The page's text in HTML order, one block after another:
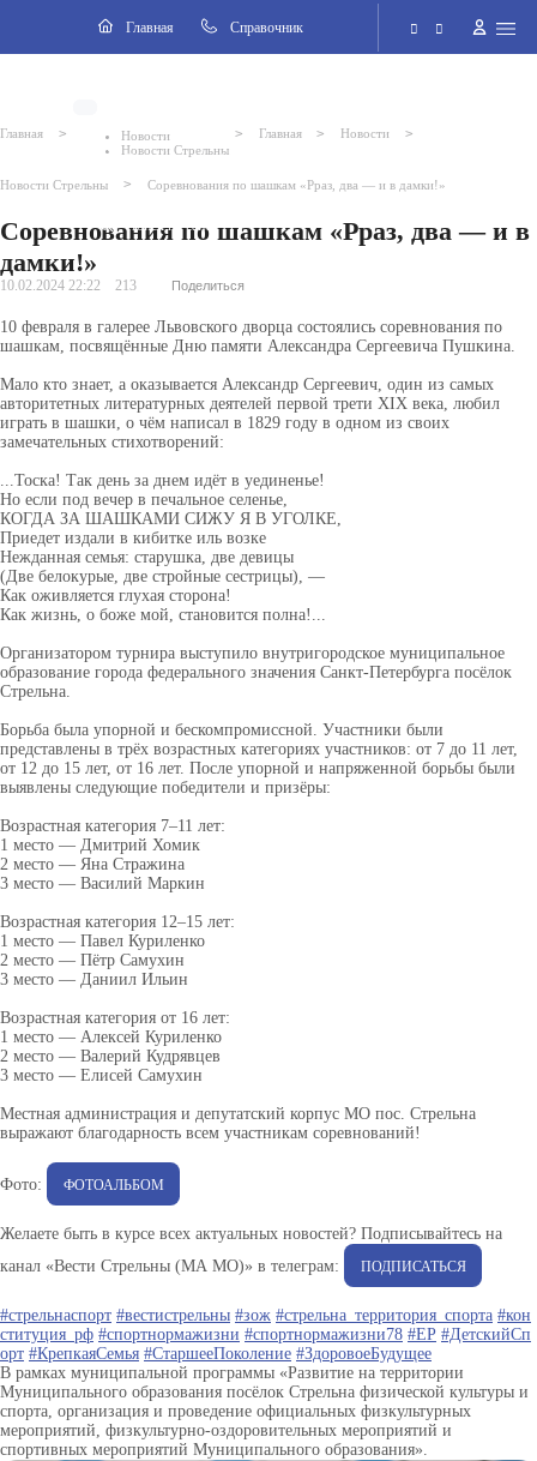
Главная Cправочник
Версия для слабовидящих
Поиск по сайту
Главная >
Новости
Новости Стрельны
> Главная > Новости >
Новости Стрельны > Соревнования по шашкам «Рраз, два — и в дамки!»
Соревнования по шашкам «Рраз, два — и в
дамки!»
10.02.2024 22:22 213 Поделиться
10 февраля в галерее Львовского дворца состоялись соревнования по
шашкам, посвящённые Дню памяти Александра Сергеевича Пушкина.
Мало кто знает, а оказывается Александр Сергеевич, один из самых
авторитетных литературных деятелей первой трети XIX века, любил
играть в шашки, о чём написал в 1829 году в одном из своих
замечательных стихотворений:
...Тоска! Так день за днем идёт в уединенье!
Но если под вечер в печальное селенье,
КОГДА ЗА ШАШКАМИ СИЖУ Я В УГОЛКЕ,
Приедет издали в кибитке иль возке
Нежданная семья: старушка, две девицы
(Две белокурые, две стройные сестрицы), —
Как оживляется глухая сторона!
Как жизнь, о боже мой, становится полна!...
Организатором турнира выступило внутригородское муниципальное
образование города федерального значения Санкт-Петербурга посёлок
Стрельна.
Борьба была упорной и бескомпромиссной. Участники были
представлены в трёх возрастных категориях участников: от 7 до 11 лет,
от 12 до 15 лет, от 16 лет. После упорной и напряженной борьбы были
выявлены следующие победители и призёры:
Возрастная категория 7–11 лет:
1 место — Дмитрий Хомик
2 место — Яна Стражина
3 место — Василий Маркин
Возрастная категория 12–15 лет:
1 место — Павел Куриленко
2 место — Пётр Самухин
3 место — Даниил Ильин
Возрастная категория от 16 лет:
1 место — Алексей Куриленко
2 место — Валерий Кудрявцев
3 место — Елисей Самухин
Местная администрация и депутатский корпус МО пос. Стрельна
выражают благодарность всем участникам соревнований!
Фото: ФОТОАЛЬБОМ
Желаете быть в курсе всех актуальных новостей? Подписывайтесь на
канал «Вести Стрельны (МА МО)» в телеграм:
ПОДПИСАТЬСЯ
#стрельнаспорт #вестистрельны #зож #стрельна_территория_спорта #кон
ституция_рф #спортнормажизни #спортнормажизни78 #ЕР #ДетскийСп
орт #КрепкаяСемья #СтаршееПоколение #ЗдоровоеБудущее
В рамках муниципальной программы «Развитие на территории
Муниципального образования посёлок Стрельна физической культуры и
спорта, организация и проведение официальных физкультурных
мероприятий, физкультурно-оздоровительных мероприятий и
спортивных мероприятий Муниципального образования».